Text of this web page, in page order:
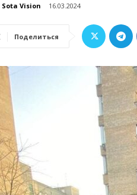
Sota Vision 16.03.2024
Поделиться